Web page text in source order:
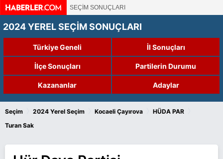
SEÇİM SONUÇLARI
2024 YEREL SEÇİM SONUÇLARI
Türkiye Geneli İl Sonuçları
İlçe Sonuçları Partilerin Durumu
Kazananlar Adaylar
Seçim 2024 Yerel Seçim Kocaeli Çayırova HÜDA PAR
Turan Sak